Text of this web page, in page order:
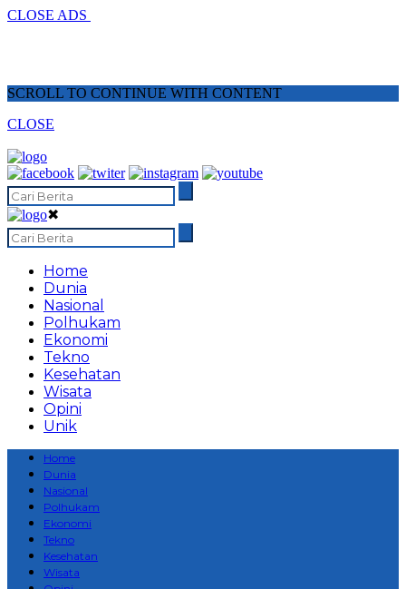
CLOSE ADS
SCROLL TO CONTINUE WITH CONTENT
CLOSE
✖
Home
Dunia
Nasional
Polhukam
Ekonomi
Tekno
Kesehatan
Wisata
Opini
Unik
Home
Dunia
Nasional
Polhukam
Ekonomi
Tekno
Kesehatan
Wisata